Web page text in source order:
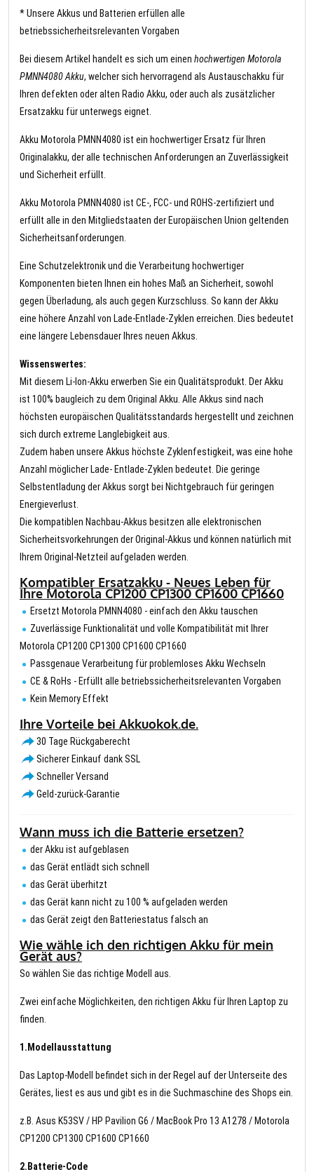
* Unsere Akkus und Batterien erfüllen alle
betriebssicherheitsrelevanten Vorgaben
Bei diesem Artikel handelt es sich um einen hochwertigen Motorola
PMNN4080 Akku, welcher sich hervorragend als Austauschakku für
Ihren defekten oder alten Radio Akku, oder auch als zusätzlicher
Ersatzakku für unterwegs eignet.
Akku Motorola PMNN4080 ist ein hochwertiger Ersatz für Ihren
Originalakku, der alle technischen Anforderungen an Zuverlässigkeit
und Sicherheit erfüllt.
Akku Motorola PMNN4080 ist CE-, FCC- und ROHS-zertifiziert und
erfüllt alle in den Mitgliedstaaten der Europäischen Union geltenden
Sicherheitsanforderungen.
Eine Schutzelektronik und die Verarbeitung hochwertiger
Komponenten bieten Ihnen ein hohes Maß an Sicherheit, sowohl
gegen Überladung, als auch gegen Kurzschluss. So kann der Akku
eine höhere Anzahl von Lade-Entlade-Zyklen erreichen. Dies bedeutet
eine längere Lebensdauer Ihres neuen Akkus.
Wissenswertes:
Mit diesem Li-Ion-Akku erwerben Sie ein Qualitätsprodukt. Der Akku
ist 100% baugleich zu dem Original Akku. Alle Akkus sind nach
höchsten europäischen Qualitätsstandards hergestellt und zeichnen
sich durch extreme Langlebigkeit aus.
Zudem haben unsere Akkus höchste Zyklenfestigkeit, was eine hohe
Anzahl möglicher Lade- Entlade-Zyklen bedeutet. Die geringe
Selbstentladung der Akkus sorgt bei Nichtgebrauch für geringen
Energieverlust.
Die kompatiblen Nachbau-Akkus besitzen alle elektronischen
Sicherheitsvorkehrungen der Original-Akkus und können natürlich mit
Ihrem Original-Netzteil aufgeladen werden.
Kompatibler Ersatzakku - Neues Leben für
Ihre Motorola CP1200 CP1300 CP1600 CP1660
Ersetzt Motorola PMNN4080 - einfach den Akku tauschen
Zuverlässige Funktionalität und volle Kompatibilität mit Ihrer
Motorola CP1200 CP1300 CP1600 CP1660
Passgenaue Verarbeitung für problemloses Akku Wechseln
CE & RoHs - Erfüllt alle betriebssicherheitsrelevanten Vorgaben
Kein Memory Effekt
Ihre Vorteile bei Akkuokok.de.
30 Tage Rückgaberecht
Sicherer Einkauf dank SSL
Schneller Versand
Geld-zurück-Garantie
Wann muss ich die Batterie ersetzen?
der Akku ist aufgeblasen
das Gerät entlädt sich schnell
das Gerät überhitzt
das Gerät kann nicht zu 100 % aufgeladen werden
das Gerät zeigt den Batteriestatus falsch an
Wie wähle ich den richtigen Akku für mein
Gerät aus?
So wählen Sie das richtige Modell aus.
Zwei einfache Möglichkeiten, den richtigen Akku für Ihren Laptop zu
finden.
1.Modellausstattung
Das Laptop-Modell befindet sich in der Regel auf der Unterseite des
Gerätes, liest es aus und gibt es in die Suchmaschine des Shops ein.
z.B. Asus K53SV / HP Pavilion G6 / MacBook Pro 13 A1278 / Motorola
CP1200 CP1300 CP1600 CP1660
2.Batterie-Code